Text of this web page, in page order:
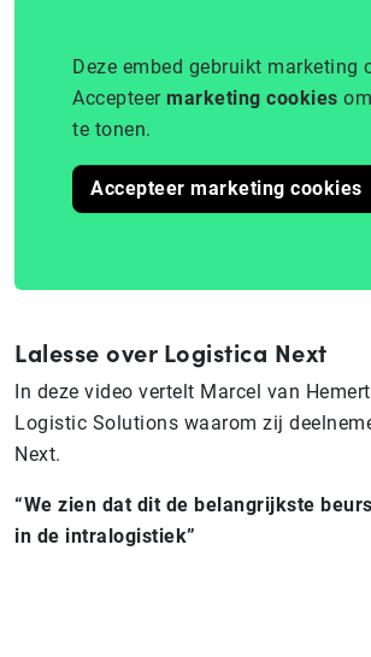
Deze embed gebruikt marketing
Accepteer marketing cookies
te tonen.
Accepteer marketing cookies
Lalesse over Logistica Next
In deze video vertelt Marcel van
Logistic Solutions waarom zij
Next.
“We zien dat dit de belangrijkste
in de intralogistiek”